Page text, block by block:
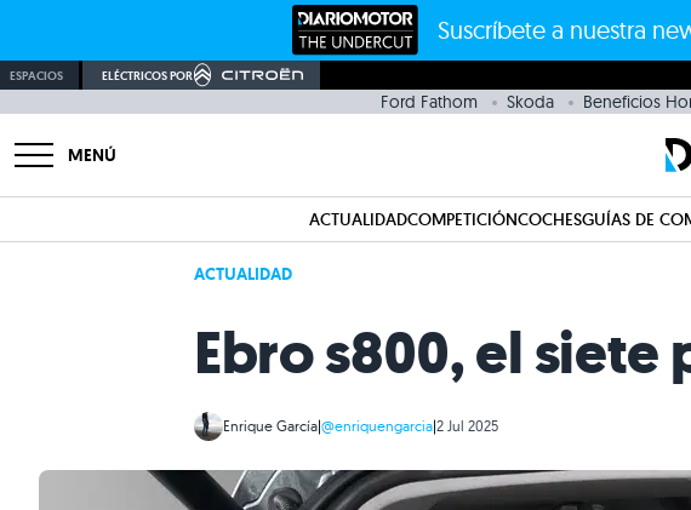
Suscríbete a nuestra
ESPACIOS ELÉCTRICOS POR
Ford Fathom Skoda Beneficios
MENÚ
ACTUALIDADCOMPETICIÓNCOCHESGUÍAS DE
ACTUALIDAD
Ebro s800, el
Enrique García|@enriquengarcia|2 Jul 2025